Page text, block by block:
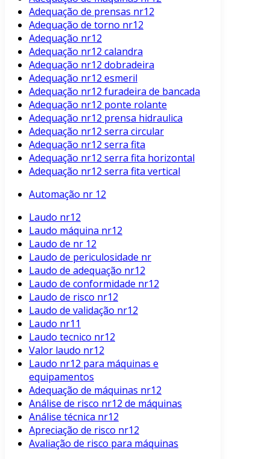
Adequação de prensas nr12
Adequação de torno nr12
Adequação nr12
Adequação nr12 calandra
Adequação nr12 dobradeira
Adequação nr12 esmeril
Adequação nr12 furadeira de bancada
Adequação nr12 ponte rolante
Adequação nr12 prensa hidraulica
Adequação nr12 serra circular
Adequação nr12 serra fita
Adequação nr12 serra fita horizontal
Adequação nr12 serra fita vertical
Automação nr 12
Laudo nr12
Laudo máquina nr12
Laudo de nr 12
Laudo de periculosidade nr
Laudo de adequação nr12
Laudo de conformidade nr12
Laudo de risco nr12
Laudo de validação nr12
Laudo nr11
Laudo tecnico nr12
Valor laudo nr12
Laudo nr12 para máquinas e
equipamentos
Adequação de máquinas nr12
Análise de risco nr12 de máquinas
Análise técnica nr12
Apreciação de risco nr12
Avaliação de risco para máquinas